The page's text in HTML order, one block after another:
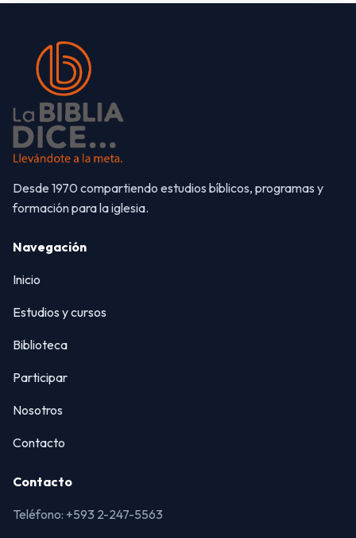
Desde 1970 compartiendo estudios bíblicos, programas y
formación para la iglesia.
Navegación
Inicio
Estudios y cursos
Biblioteca
Participar
Nosotros
Contacto
Contacto
Teléfono: +593 2-247-5563